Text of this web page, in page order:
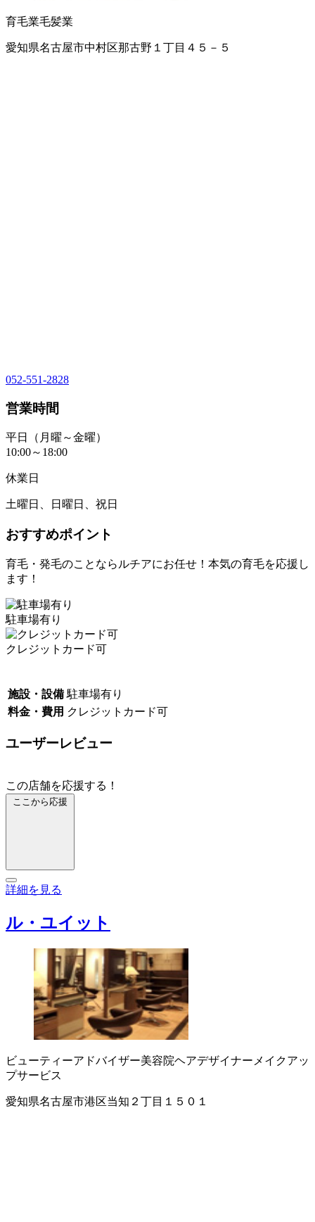
育毛業毛髪業
愛知県名古屋市中村区那古野１丁目４５－５
052-551-2828
営業時間
平日（月曜～金曜）
10:00～18:00
休業日
土曜日、日曜日、祝日
おすすめポイント
育毛・発毛のことならルチアにお任せ！本気の育毛を応援し
ます！
駐車場有り
クレジットカード可
施設・設備 駐車場有り
料金・費用 クレジットカード可
ユーザーレビュー
この店舗を応援する！
ここから応援
詳細を見る
ル・ユイット
ビューティーアドバイザー美容院ヘアデザイナー メイクアッ
プサービス
愛知県名古屋市港区当知２丁目１５０１